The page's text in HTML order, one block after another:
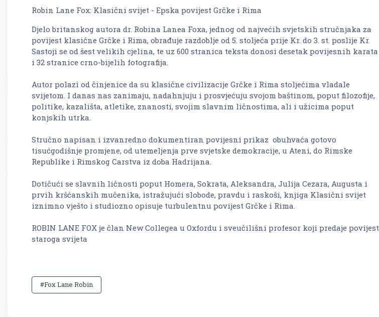
Robin Lane Fox: Klasični svijet - Epska povijest Grčke i Rima
Djelo britanskog autora dr. Robina Lanea Foxa, jednog od najvećih svjetskih stručnjaka za
povijest klasične Grčke i Rima, obrađuje razdoblje od 5. stoljeća prije Kr. do 3. st. poslije Kr.
Sastoji se od šest velikih cjelina, te uz 600 stranica teksta donosi desetak povijesnih karata
i 32 stranice crno-bijelih fotografija.
Autor polazi od činjenice da su klasične civilizacije Grčke i Rima stoljećima vladale
svijetom. I danas nas zanimaju, nadahnjuju i prosvjećuju svojom baštinom, poput filozofije,
politike, kazališta, atletike, znanosti, svojim slavnim ličnostima, ali i užicima poput
konjskih utrka.
Stručno napisan i izvanredno dokumentiran povijesni prikaz obuhvaća gotovo
tisućgodišnje promjene, od utemeljenja prve svjetske demokracije, u Ateni, do Rimske
Republike i Rimskog Carstva iz doba Hadrijana.
Dotičući se slavnih ličnosti poput Homera, Sokrata, Aleksandra, Julija Cezara, Augusta i
prvih kršćanskih mučenika, istražujući slobode, pravdu i raskoši, knjiga Klasični svijet
iznimno vješto i studiozno opisuje turbulentnu povijest Grčke i Rima.
ROBIN LANE FOX je član New Collegea u Oxfordu i sveučilišni profesor koji predaje povijest
staroga svijeta
#Fox Lane Robin